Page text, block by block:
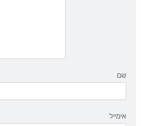
שם
אימייל